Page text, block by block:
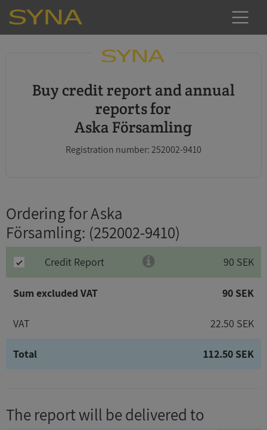
Buy credit report and annual
reports for
Aska Församling
Registration number: 252002-9410
Ordering for Aska
Församling: (252002-9410)
Credit Report 90 SEK
Sum excluded VAT 90 SEK
VAT 22.50 SEK
Total 112.50 SEK
The report will be delivered to